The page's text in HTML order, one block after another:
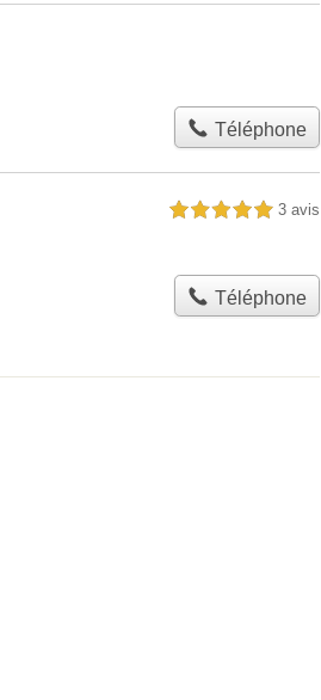
Téléphone
5,0 étoiles sur 5 3 avis
Téléphone